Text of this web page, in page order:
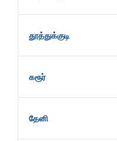
தூத்துக்குடி
கரூர்
தேனி